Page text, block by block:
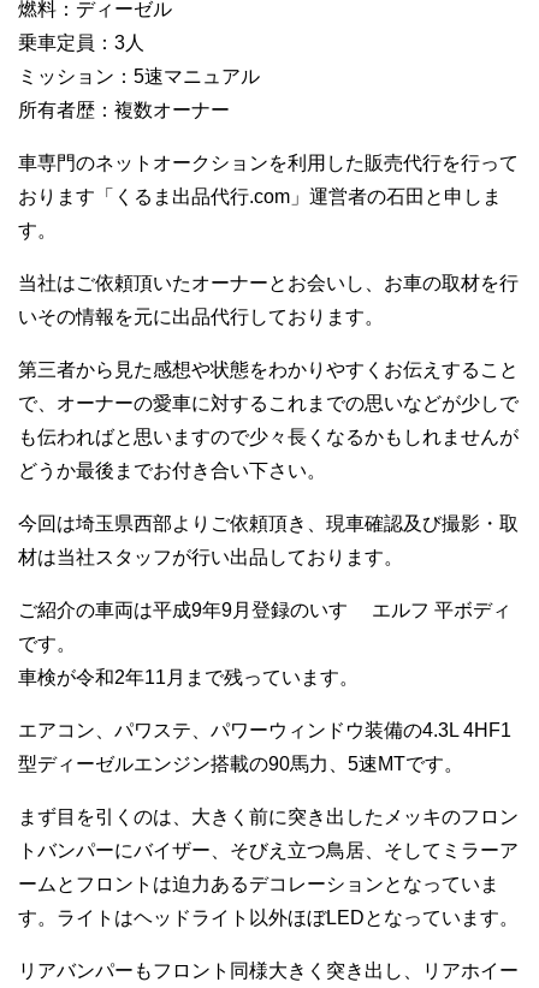
燃料：ディーゼル
乗車定員：3人
ミッション：5速マニュアル
所有者歴：複数オーナー
車専門のネットオークションを利用した販売代行を行って
おります「くるま出品代行.com」運営者の石田と申しま
す。
当社はご依頼頂いたオーナーとお会いし、お車の取材を行
いその情報を元に出品代行しております。
第三者から見た感想や状態をわかりやすくお伝えすること
で、オーナーの愛車に対するこれまでの思いなどが少しで
も伝わればと思いますので少々長くなるかもしれませんが
どうか最後までお付き合い下さい。
今回は埼玉県西部よりご依頼頂き、現車確認及び撮影・取
材は当社スタッフが行い出品しております。
ご紹介の車両は平成9年9月登録のいすゞ エルフ 平ボディ
です。
車検が令和2年11月まで残っています。
エアコン、パワステ、パワーウィンドウ装備の4.3L 4HF1
型ディーゼルエンジン搭載の90馬力、5速MTです。
まず目を引くのは、大きく前に突き出したメッキのフロン
トバンパーにバイザー、そびえ立つ鳥居、そしてミラーア
ームとフロントは迫力あるデコレーションとなっていま
す。ライトはヘッドライト以外ほぼLEDとなっています。
リアバンパーもフロント同様大きく突き出し、リアホイー